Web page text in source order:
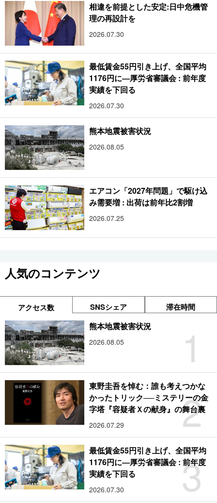
相違を前提とした安定:日中危機管
理の再設計を
2026.07.30
最低賃金55円引き上げ、全国平均
1176円に―厚労省審議会 : 前年度
実績を下回る
2026.07.30
熊本地震被害状況
2026.08.05
エアコン「2027年問題」で駆け込
み需要増 : 出荷は前年比2割増
2026.07.25
人気のコンテンツ
アクセス数 SNSシェア 滞在時間
1
熊本地震被害状況
2026.08.05
2
東野圭吾を悼む：誰も考えつかな
かったトリック──ミステリーの金
字塔『容疑者Ｘの献身』の舞台裏
2026.07.29
3
最低賃金55円引き上げ、全国平均
1176円に―厚労省審議会 : 前年度
実績を下回る
2026.07.30